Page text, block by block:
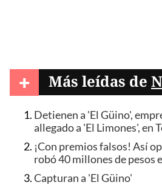
+ Más leídas de
Detienen a 'El Güino',
allegado a 'El Limones', en
¡Con premios falsos! Así
robó 40 millones de pesos
Capturan a 'El Güino'